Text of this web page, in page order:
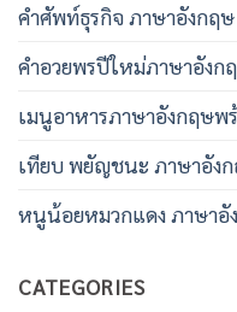
คําศัพท์ธุรกิจ ภาษาอังกฤ
คําอวยพรปีใหม่ภาษาอังก
เมนูอาหารภาษาอังกฤษพ
เทียบ พยัญชนะ ภาษาอัง
หนูน้อยหมวกแดง ภาษาอั
CATEGORIES